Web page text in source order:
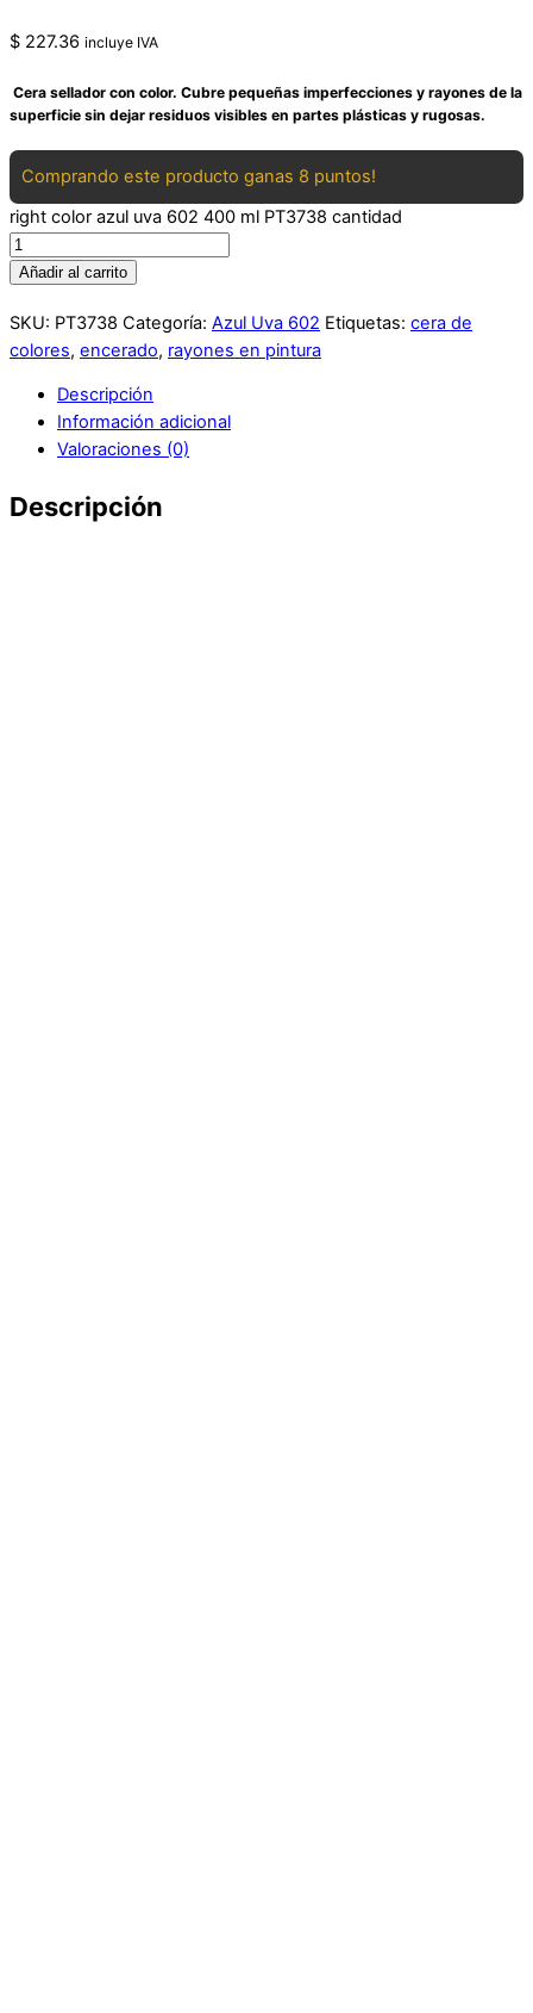
$ 227.36 incluye IVA
Cera sellador con color. Cubre pequeñas imperfecciones y rayones de la
superficie sin dejar residuos visibles en partes plásticas y rugosas.
Comprando este producto ganas 8 puntos!
right color azul uva 602 400 ml PT3738 cantidad
Añadir al carrito
SKU: PT3738 Categoría: Azul Uva 602 Etiquetas: cera de
colores, encerado, rayones en pintura
Descripción
Información adicional
Valoraciones (0)
Descripción